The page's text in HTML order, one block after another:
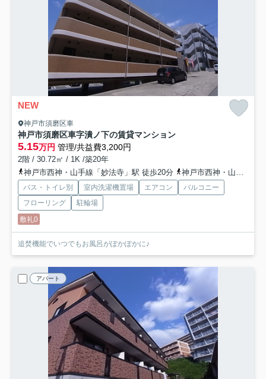
NEW
神戸市須磨区車
神戸市須磨区車字潰ノ下の賃貸マンション
5.15万円 管理/共益費3,200円
2階 / 30.72㎡ / 1K /築20年
神戸市西神・山手線「妙法寺」駅 徒歩20分
神戸市西神・山手線「名谷」駅 徒歩20分
バス・トイレ別 室内洗濯機置場 エアコン
バルコニー
フローリング
駐輪場
敷礼0
追焚機能でいつでもお風呂がぽかぽかに♪
アパート